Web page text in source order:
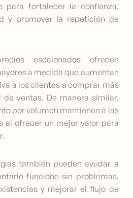
para fortalecer la confianza,
y promover la repetición de
escalonados ofrecen
a medida que aumentan
a los clientes a comprar más
ventas. De manera similar,
por volumen mantienen a las
al ofrecer un mejor valor para
también pueden ayudar a
funcione sin problemas,
y mejorar el flujo de